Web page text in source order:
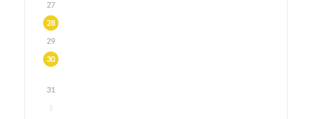
27
28
29
30
31
1